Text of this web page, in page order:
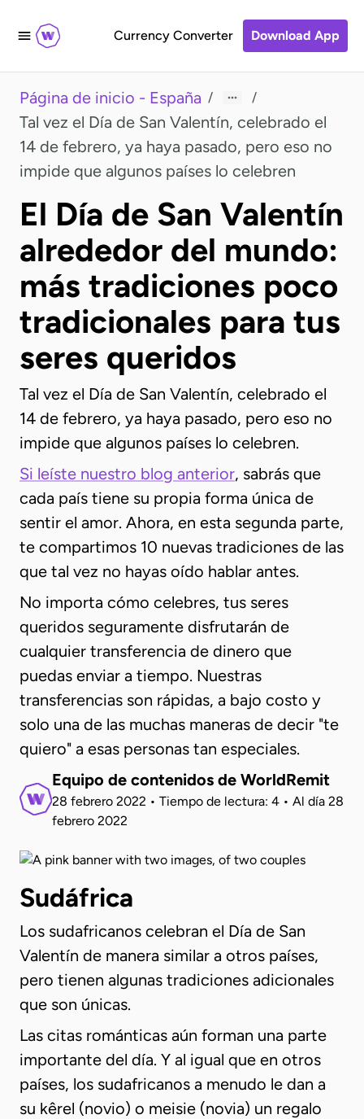
Currency Converter Download App
Página de inicio - España / /
Tal vez el Día de San Valentín, celebrado el
14 de febrero, ya haya pasado, pero eso no
impide que algunos países lo celebren
El Día de San Valentín
alrededor del mundo:
más tradiciones poco
tradicionales para tus
seres queridos
Tal vez el Día de San Valentín, celebrado el
14 de febrero, ya haya pasado, pero eso no
impide que algunos países lo celebren.
Si leíste nuestro blog anterior, sabrás que
cada país tiene su propia forma única de
sentir el amor. Ahora, en esta segunda parte,
te compartimos 10 nuevas tradiciones de las
que tal vez no hayas oído hablar antes.
No importa cómo celebres, tus seres
queridos seguramente disfrutarán de
cualquier transferencia de dinero que
puedas enviar a tiempo. Nuestras
transferencias son rápidas, a bajo costo y
solo una de las muchas maneras de decir "te
quiero" a esas personas tan especiales.
Equipo de contenidos de WorldRemit
28 febrero 2022 • Tiempo de lectura: 4 • Al día 28
febrero 2022
Sudáfrica
Los sudafricanos celebran el Día de San
Valentín de manera similar a otros países,
pero tienen algunas tradiciones adicionales
que son únicas.
Las citas románticas aún forman una parte
importante del día. Y al igual que en otros
países, los sudafricanos a menudo le dan a
su kêrel (novio) o meisie (novia) un regalo